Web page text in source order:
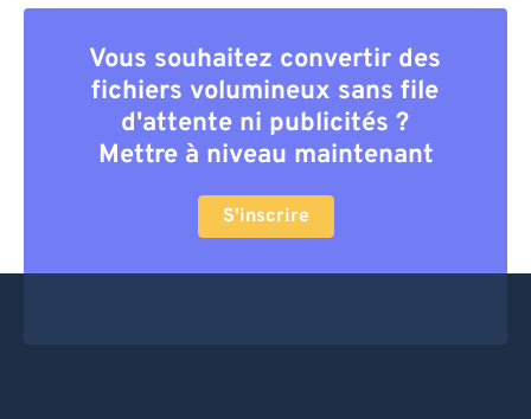
Vous souhaitez convertir des
fichiers volumineux sans file
d'attente ni publicités ?
Mettre à niveau maintenant
S'inscrire